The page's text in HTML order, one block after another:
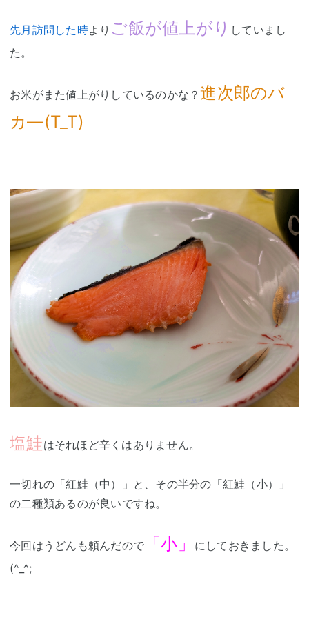
先月訪問した時より ご飯が値上がり していまし
た。
お米がまた値上がりしているのかな？進次郎のバ
カ―(T_T)
塩鮭はそれほど辛くはありません。
一切れの「紅鮭（中）」と、その半分の「紅鮭（小）」
の二種類あるのが良いですね。
今回はうどんも頼んだので 「小」
にしておきました。
(^_^;